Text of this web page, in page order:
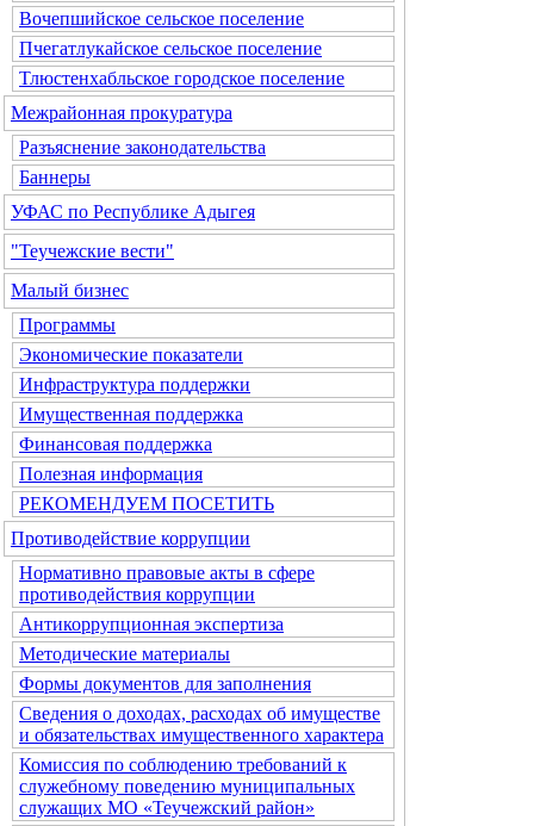
Вочепшийское сельское поселение
Пчегатлукайское сельское поселение
Тлюстенхабльское городское поселение
Межрайонная прокуратура
Разъяснение законодательства
Баннеры
УФАС по Республике Адыгея
"Теучежские вести"
Малый бизнес
Программы
Экономические показатели
Инфраструктура поддержки
Имущественная поддержка
Финансовая поддержка
Полезная информация
РЕКОМЕНДУЕМ ПОСЕТИТЬ
Противодействие коррупции
Нормативно правовые акты в сфере
противодействия коррупции
Антикоррупционная экспертиза
Методические материалы
Формы документов для заполнения
Сведения о доходах, расходах об имуществе
и обязательствах имущественного характера
Комиссия по соблюдению требований к
служебному поведению муниципальных
служащих МО «Теучежский район»